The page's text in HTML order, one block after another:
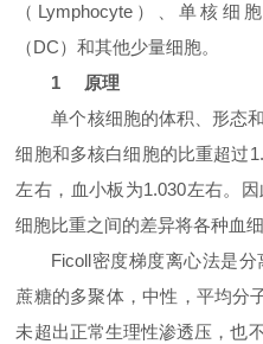
（Lymphocyte）、单核细
（DC）和其他少量细胞。
1 原理
单个核细胞的体积、形态
细胞和多核白细胞的比重超过
左右，血小板为1.030左右。
细胞比重之间的差异将各种血
Ficoll密度梯度离心法是
蔗糖的多聚体，中性，平均分
未超出正常生理性渗透压，也